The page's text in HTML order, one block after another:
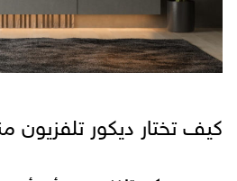
كيف تختار ديكور